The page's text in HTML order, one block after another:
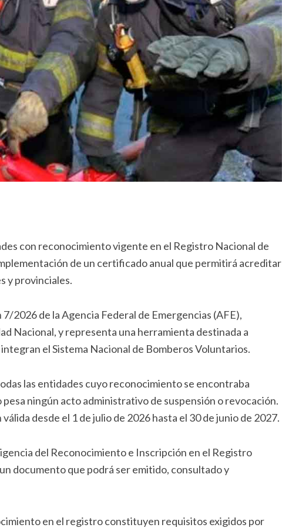
con reconocimiento vigente en el Registro Nacional de
de un certificado anual que permitirá acreditar
y provinciales.
2026 de la Agencia Federal de Emergencias (AFE),
Nacional, y representa una herramienta destinada a
el Sistema Nacional de Bomberos Voluntarios.
las entidades cuyo reconocimiento se encontraba
ningún acto administrativo de suspensión o revocación.
desde el 1 de julio de 2026 hasta el 30 de junio de 2027.
del Reconocimiento e Inscripción en el Registro
documento que podrá ser emitido, consultado y
en el registro constituyen requisitos exigidos por